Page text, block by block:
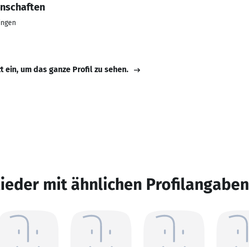
ein, um das ganze Profil zu sehen.
mit ähnlichen Profilangaben